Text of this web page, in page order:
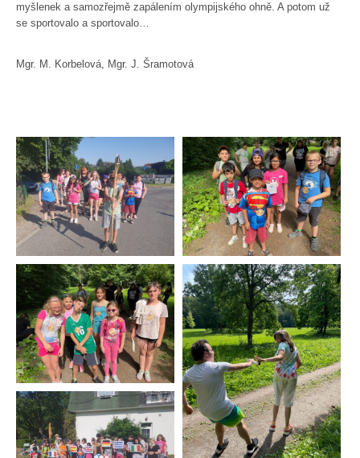
myšlenek a samozřejmě zapálením olympijského ohně. A potom už
se sportovalo a sportovalo…
Mgr. M. Korbelová, Mgr. J. Šramotová